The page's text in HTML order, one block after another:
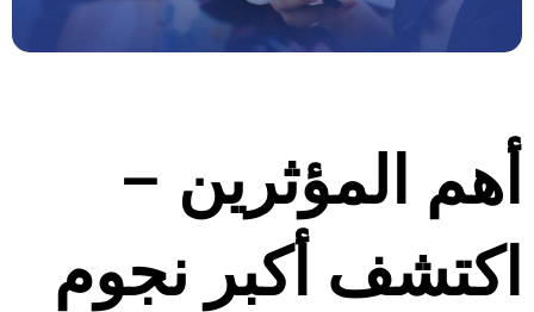
أهم المؤثرين –
اكتشف أكبر نجوم